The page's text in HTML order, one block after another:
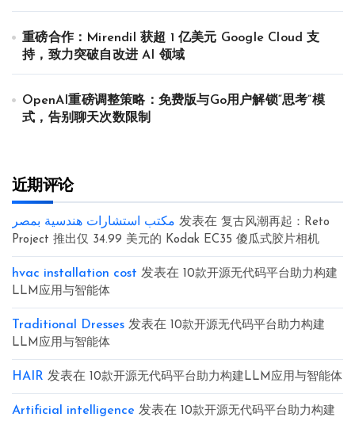
重磅合作：Mirendil 获超 1 亿美元 Google Cloud 支
持，致力突破自改进 AI 领域
OpenAI重磅调整策略：免费版与Go用户解锁“思考”模
式，告别聊天次数限制
近期评论
مكتب استشارات هندسية بمصر 发表在 复古风潮再起：Reto
Project 推出仅 34.99 美元的 Kodak EC35 傻瓜式胶片相机
hvac installation cost 发表在 10款开源无代码平台助力构建
LLM应用与智能体
Traditional Dresses 发表在 10款开源无代码平台助力构建
LLM应用与智能体
HAIR 发表在 10款开源无代码平台助力构建LLM应用与智能体
Artificial intelligence 发表在 10款开源无代码平台助力构建